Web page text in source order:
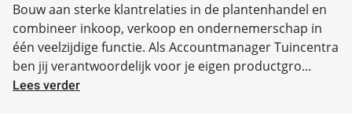
Bouw aan sterke klantrelaties in de plantenhandel en
combineer inkoop, verkoop en ondernemerschap in
één veelzijdige functie. Als Accountmanager Tuincentra
ben jij verantwoordelijk voor je eigen productgro...
Lees verder